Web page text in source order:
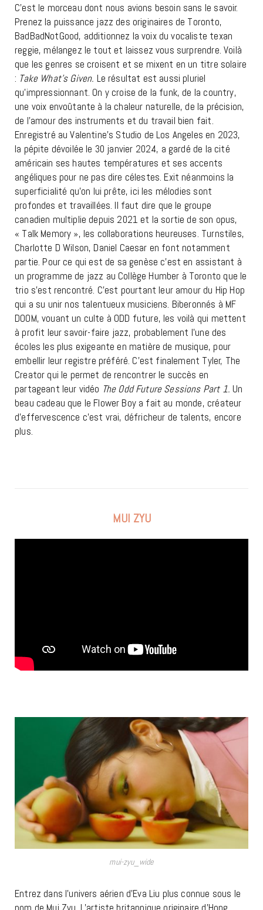
C’est le morceau dont nous avions besoin sans le savoir.
Prenez la puissance jazz des originaires de Toronto,
BadBadNotGood, additionnez la voix du vocaliste texan
reggie, mélangez le tout et laissez vous surprendre. Voilà
que les genres se croisent et se mixent en un titre solaire
: Take What’s Given. Le résultat est aussi pluriel
qu’impressionnant. On y croise de la funk, de la country,
une voix envoûtante à la chaleur naturelle, de la précision,
de l’amour des instruments et du travail bien fait.
Enregistré au Valentine’s Studio de Los Angeles en 2023,
la pépite dévoilée le 30 janvier 2024, a gardé de la cité
américain ses hautes températures et ses accents
angéliques pour ne pas dire célestes. Exit néanmoins la
superficialité qu’on lui prête, ici les mélodies sont
profondes et travaillées. Il faut dire que le groupe
canadien multiplie depuis 2021 et la sortie de son opus,
« Talk Memory », les collaborations heureuses. Turnstiles,
Charlotte D Wilson, Daniel Caesar en font notamment
partie. Pour ce qui est de sa genèse c’est en assistant à
un programme de jazz au Collège Humber à Toronto que le
trio s’est rencontré. C’est pourtant leur amour du Hip Hop
qui a su unir nos talentueux musiciens. Biberonnés à MF
DOOM, vouant un culte à ODD future, les voilà qui mettent
à profit leur savoir-faire jazz, probablement l’une des
écoles les plus exigeante en matière de musique, pour
embellir leur registre préféré. C’est finalement Tyler, The
Creator qui le permet de rencontrer le succès en
partageant leur vidéo The Odd Future Sessions Part 1. Un
beau cadeau que le Flower Boy a fait au monde, créateur
d’effervescence c’est vrai, défricheur de talents, encore
plus.
MUI ZYU
mui-zyu_wide
Entrez dans l’univers aérien d’Eva Liu plus connue sous le